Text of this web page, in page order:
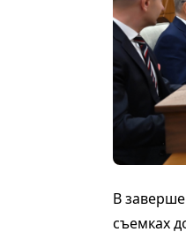
В
съемках